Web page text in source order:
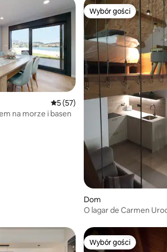
143
Wybór gości
Średnia ocena: 5 na 5, liczba
5 (57)
na morze i basen
Wybór gości
Wybór gości
Dom
O lagar
Wybór gości
Wybór gości